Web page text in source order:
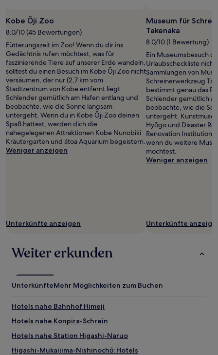
Kobe Ōji Zoo
8.0/10 (45 Bewertungen)
Fütterungszeit im Zoo! Wenn du dir ins
Gedächtnis rufen möchtest, was für
faszinierende Tiere auf unserer Erde wandeln,
solltest du einen Besuch im Kobe Ōji Zoo nicht
versäumen, der nur (2,7 km vom
Stadtzentrum von Kobe entfernt liegt.
Schlender gemütlich am Hafen entlang und
beobachte, wie die Sonne langsam
untergeht. Wenn du in Kobe Ōji Zoo deinen
Spaß hattest, werden dich die
nahegelegenen Attraktionen Kobe Nunobiki
Kräutergarten und átoa Aquarium begeistern.
Weniger anzeigen
Unterkünfte anzeigen
Museum für
Takenaka
8.0/10 (1 Bewertung)
Ein Museumsbesuch
Urlaubscheckliste
Sammlungen von
Schreinerwerkzeug
bestimmt genau das
Schlender gemütlich
beobachte, wie die
untergeht.
Hyōgo und Disaster
Renovation Institution
wenn du weitere
möchtest.
Weniger anzeigen
Unterkünfte
Weiter erkunden
UnterkünfteMehr Möglichkeiten zum Buchen
Hotels nahe Bahnhof Himeji
Hotels nahe Konpira-Schrein
Hotels nahe Station Higashi-Naruo
Higashi-Mukaijima-Nishinochō: Hotels